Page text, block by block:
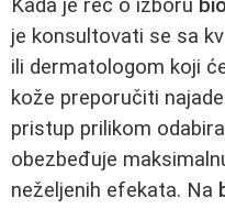
Kada je reč o izboru
je konsultovati se sa
ili dermatologom koji
kože preporučiti
pristup prilikom odabira
obezbeđuje
neželjenih efekata. Na